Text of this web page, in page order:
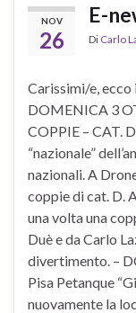
NOV
26
E-
Di Carlo
Carissimi/e,
DOMENICA 3
COPPIE – CAT.
“nazionale”
nazionali. A
coppie di cat. D.
una volta una
Duè e da Carlo
divertimento. –
Pisa Petanque
nuovamente la